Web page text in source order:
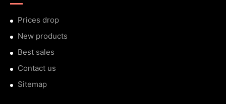
Prices drop
New products
Best sales
Contact us
Sitemap